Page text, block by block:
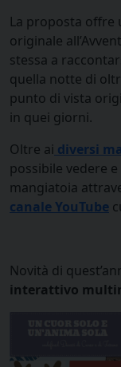
La proposta offre
originale
stessa a
quella notte di
punto di vista
in quei giorni.
Oltre ai diversi
possibile vedere
mangiatoia
canale YouTube
Novità di
interattivo